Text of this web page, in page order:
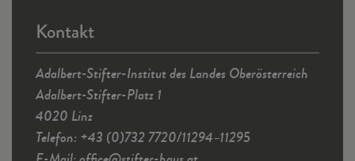
Kontakt
Adalbert-Stifter-Institut des Landes Oberösterreich
Adalbert-Stifter-Platz 1
4020 Linz
Telefon: +43 (0)732 7720/11294–11295